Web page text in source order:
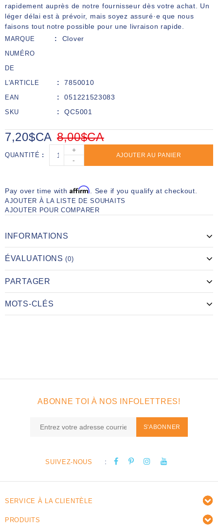
rapidement auprès de notre fournisseur dès votre achat. Un
léger délai est à prévoir, mais soyez assuré·e que nous
faisons tout notre possible pour une livraison rapide.
MARQUE Clover
NUMÉRO
DE
L'ARTICLE
7850010
EAN 051221523083
SKU QC5001
8,00$CA
7,20$CA
QUANTITÉ
+
-
AJOUTER AU PANIER
Pay over time withAffirm . See if you qualify at checkout.
AJOUTER À LA LISTE DE SOUHAITS
AJOUTER POUR COMPARER
INFORMATIONS
ÉVALUATIONS(0)
PARTAGER
MOTS-CLÉS
ABONNE TOI À NOS INFOLETTRES!
S'ABONNER
SUIVEZ-NOUS :
SERVICE À LA CLIENTÈLE
PRODUITS